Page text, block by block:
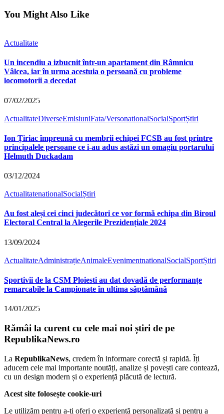
You Might Also Like
Actualitate
Un incendiu a izbucnit într-un apartament din Râmnicu
Vâlcea, iar în urma acestuia o persoană cu probleme
locomotorii a decedat
07/02/2025
ActualitateDiverseEmisiuniFata/VersonationalSocialSportȘtiri
Ion Țiriac împreună cu membrii echipei FCSB au fost printre
principalele persoane ce i-au adus astăzi un omagiu portarului
Helmuth Duckadam
03/12/2024
ActualitatenationalSocialȘtiri
Au fost aleși cei cinci judecători ce vor formă echipa din Biroul
Electoral Central la Alegerile Prezidențiale 2024
13/09/2024
ActualitateAdministrațieAnimaleEvenimentnationalSocialSportȘtiri
Sportivii de la CSM Ploiesti au dat dovadă de performanțe
remarcabile la Campionate în ultima săptămână
14/01/2025
Rămâi la curent cu cele mai noi știri de pe
RepublikaNews.ro
La RepublikaNews, credem în informare corectă și rapidă. Îți
aducem cele mai importante noutăți, analize și povești care contează,
cu un design modern și o experiență plăcută de lectură.
Acest site folosește cookie-uri
Le utilizăm pentru a-ți oferi o experiență personalizată și pentru a